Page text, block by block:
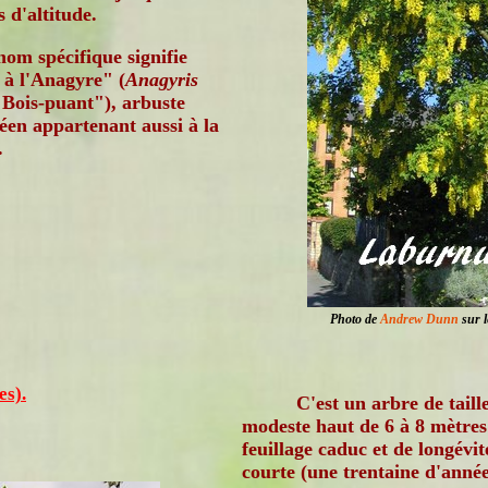
Photo deAndrew Dunn sur
d'altitude.
spécifique signifie
à l'Anagyre" (Anagyris
puant"), arbuste
appartenant aussi à la
C'est un arbre de
modeste haut de 6 à 8
feuillage caduc et de
courte (une trentaine